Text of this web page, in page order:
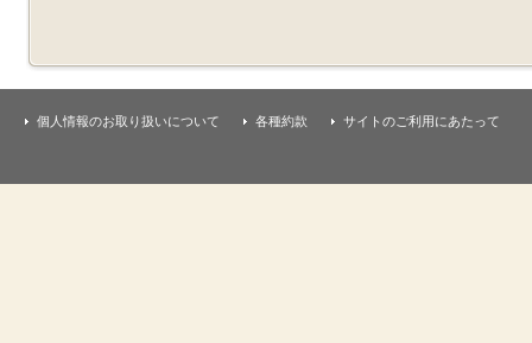
個人情報のお取り扱いについて 各種約款 サイトのご利用にあたって